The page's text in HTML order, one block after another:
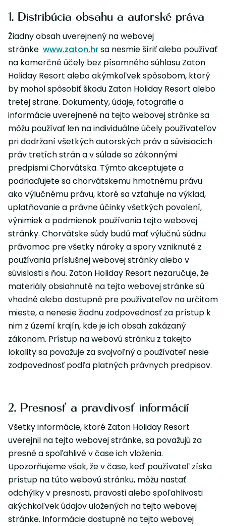
1. Distribúcia obsahu a autorské práva
Žiadny obsah uverejnený na webovej
stránke www.zaton.hrsa nesmie šíriť alebo používať
na komerčné účely bez písomného súhlasu Zaton
Holiday Resort alebo akýmkoľvek spôsobom, ktorý
by mohol spôsobiť škodu Zaton Holiday Resort alebo
tretej strane. Dokumenty, údaje, fotografie a
informácie uverejnené na tejto webovej stránke sa
môžu používať len na individuálne účely používateľov
pri dodržaní všetkých autorských práv a súvisiacich
práv tretích strán a v súlade so zákonnými
predpismi Chorvátska. Týmto akceptujete a
podriaďujete sa chorvátskemu hmotnému právu
ako výlučnému právu, ktoré sa vzťahuje na výklad,
uplatňovanie a právne účinky všetkých povolení,
výnimiek a podmienok používania tejto webovej
stránky. Chorvátske súdy budú mať výlučnú súdnu
právomoc pre všetky nároky a spory vzniknuté z
používania príslušnej webovej stránky alebo v
súvislosti s ňou. Zaton Holiday Resort nezaručuje, že
materiály obsiahnuté na tejto webovej stránke sú
vhodné alebo dostupné pre používateľov na určitom
mieste, a nenesie žiadnu zodpovednosť za prístup k
nim z území krajín, kde je ich obsah zakázaný
zákonom. Prístup na webovú stránku z takejto
lokality sa považuje za svojvoľný a používateľ nesie
zodpovednosť podľa platných právnych predpisov.
2. Presnosť a pravdivosť informácií
Všetky informácie, ktoré Zaton Holiday Resort
uverejnil na tejto webovej stránke, sa považujú za
presné a spoľahlivé v čase ich vloženia.
Upozorňujeme však, že v čase, keď používateľ získa
prístup na túto webovú stránku, môžu nastať
odchýlky v presnosti, pravosti alebo spoľahlivosti
akýchkoľvek údajov uložených na tejto webovej
stránke. Informácie dostupné na tejto webovej